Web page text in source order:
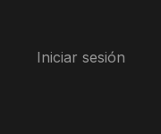
Iniciar sesión